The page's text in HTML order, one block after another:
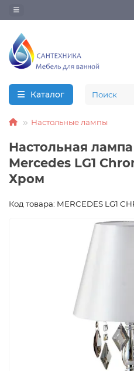
Каталог
Настольные лампы
Настольная
Mercedes LG1
Хром
Код товара: MERCEDES LG1